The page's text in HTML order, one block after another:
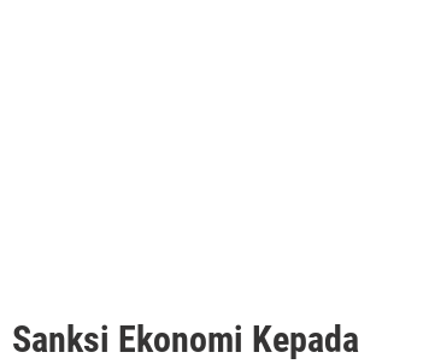
Sanksi Ekonomi Kepada